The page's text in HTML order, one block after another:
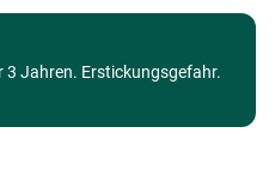
Ravensburger
Puzzle Wald, Blumen und Gärten
Puzzle für Erwachsene (500 bis
3 Jahren. Erstickungsgefahr.